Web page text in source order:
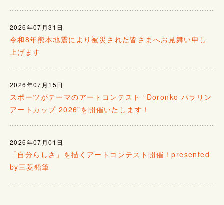
2026年07月31日
令和8年熊本地震により被災された皆さまへお見舞い申し
上げます
2026年07月15日
スポーツがテーマのアートコンテスト “Doronko パラリン
アートカップ 2026”を開催いたします！
2026年07月01日
「自分らしさ」を描くアートコンテスト開催！presented
by三菱鉛筆